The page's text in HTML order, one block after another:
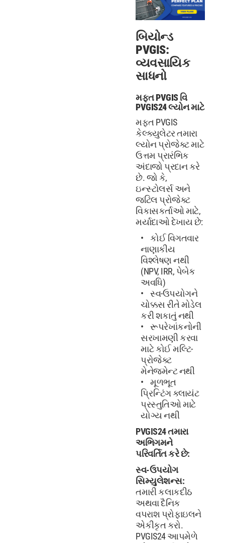
બિયોન્ડ
PVGIS:
વ્યવસાયિક
સાધનો
મફત PVGIS વિ
PVGIS24 લ્યોન માટે
મફત PVGIS
કેલ્ક્યુલેટર તમારા
લ્યોન પ્રોજેક્ટ માટે
ઉત્તમ પ્રારંભિક
અંદાજો પ્રદાન કરે
છે. જો કે,
ઇન્સ્ટોલર્સ અને
જટિલ પ્રોજેક્ટ
વિકાસકર્તાઓ માટે,
મર્યાદાઓ દેખાય છે:
કોઈ વિગતવાર
નાણાકીય
વિશ્લેષણ નથી
(NPV, IRR, પેબેક
અવધિ)
સ્વ-ઉપયોગને
ચોક્કસ રીતે મોડેલ
કરી શકાતું નથી
રૂપરેખાંકનોની
સરખામણી કરવા
માટે કોઈ મલ્ટિ-
પ્રોજેક્ટ
મેનેજમેન્ટ નથી
મૂળભૂત
પ્રિન્ટિંગ ક્લાયંટ
પ્રસ્તુતિઓ માટે
યોગ્ય નથી
PVGIS24 તમારા
અભિગમને
પરિવર્તિત કરે છે:
સ્વ-ઉપયોગ
સિમ્યુલેશન્સ:
તમારી કલાકદીઠ
અથવા દૈનિક
વપરાશ પ્રોફાઇલને
એકીકૃત કરો.
PVGIS24 આપમેળે